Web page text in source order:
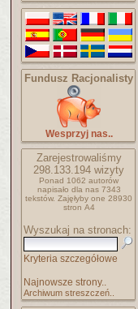
Fundusz Racjonalisty
Wesprzyj nas..
Zarejestrowaliśmy
298.133.194 wizyty
Ponad 1062 autorów
napisało dla nas 7343
tekstów. Zajęłyby one 28930
stron A4
Wyszukaj na stronach:
Kryteria szczegółowe
Najnowsze strony..
Archiwum streszczeń..